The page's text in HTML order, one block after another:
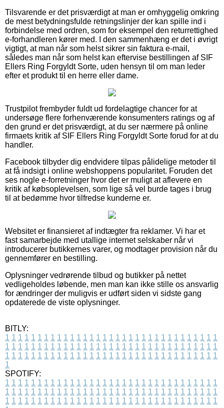
Tilsvarende er det prisværdigt at man er omhyggelig omkring
de mest betydningsfulde retningslinjer der kan spille ind i
forbindelse med ordren, som for eksempel den returrettighed
e-forhandleren kører med. I den sammenhæng er det i øvrigt
vigtigt, at man når som helst sikrer sin faktura e-mail,
således man når som helst kan eftervise bestillingen af SIF
Ellers Ring Forgyldt Sorte, uden hensyn til om man leder
efter et produkt til en herre eller dame.
Trustpilot frembyder fuldt ud fordelagtige chancer for at
undersøge flere forhenværende konsumenters ratings og af
den grund er det prisværdigt, at du ser nærmere på online
firmaets kritik af SIF Ellers Ring Forgyldt Sorte forud for at du
handler.
Facebook tilbyder dig endvidere tilpas pålidelige metoder til
at få indsigt i online webshoppens popularitet. Foruden det
ses nogle e-forretninger hvor det er muligt at aflevere en
kritik af købsoplevelsen, som lige så vel burde tages i brug
til at bedømme hvor tilfredse kunderne er.
Websitet er finansieret af indtægter fra reklamer. Vi har et
fast samarbejde med utallige internet selskaber når vi
introducerer butikkernes varer, og modtager provision når du
gennemfører en bestilling.
Oplysninger vedrørende tilbud og butikker på nettet
vedligeholdes løbende, men man kan ikke stille os ansvarlig
for ændringer der muligvis er udført siden vi sidste gang
opdaterede de viste oplysninger.
BITLY:
1 1 1 1 1 1 1 1 1 1 1 1 1 1 1 1 1 1 1 1 1 1 1 1 1 1 1 1 1 1 1 1 1
1 1 1 1 1 1 1 1 1 1 1 1 1 1 1 1 1 1 1 1 1 1 1 1 1 1 1 1 1 1 1 1 1
1 1 1 1 1 1 1 1 1 1 1 1 1 1 1 1 1 1 1 1 1 1 1 1 1 1 1 1 1 1 1 1 1
1
SPOTIFY:
1 1 1 1 1 1 1 1 1 1 1 1 1 1 1 1 1 1 1 1 1 1 1 1 1 1 1 1 1 1 1 1 1
1 1 1 1 1 1 1 1 1 1 1 1 1 1 1 1 1 1 1 1 1 1 1 1 1 1 1 1 1 1 1 1 1
1 1 1 1 1 1 1 1 1 1 1 1 1 1 1 1 1 1 1 1 1 1 1 1 1 1 1 1 1 1 1 1 1